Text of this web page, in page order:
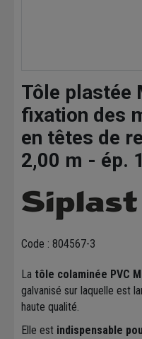
Tôle plastée
fixation des
en têtes de
2,00 m - ép.
Code : 804567-3
La tôle colaminée PVC
galvanisé sur laquelle est
haute qualité.
Elle est indispensable